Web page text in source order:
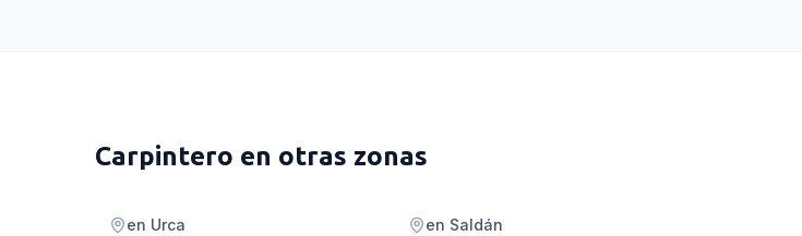
Carpintero en otras zonas
en Urca en Saldán